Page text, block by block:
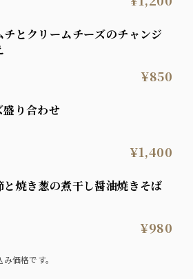
¥850
盛り合わせ
¥1,400
と焼き葱の煮干し醤油焼きそば
¥980
価格です。